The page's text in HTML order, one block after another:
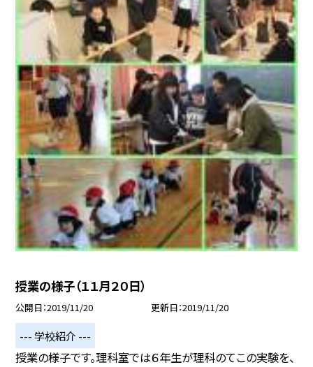
授業の様子（１１月２０日）
公開日 2019/11/20 更新日 2019/11/20
--- 学校紹介 ---
授業の様子です。理科室では６年生が理科のてこの実験を、